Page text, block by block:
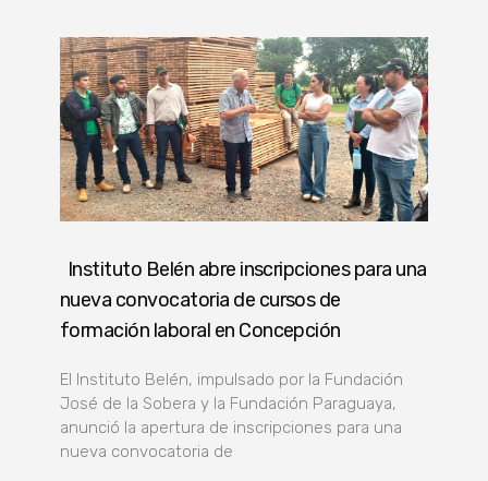
Instituto Belén abre inscripciones para una
nueva convocatoria de cursos de
formación laboral en Concepción
El Instituto Belén, impulsado por la Fundación
José de la Sobera y la Fundación Paraguaya,
anunció la apertura de inscripciones para una
nueva convocatoria de